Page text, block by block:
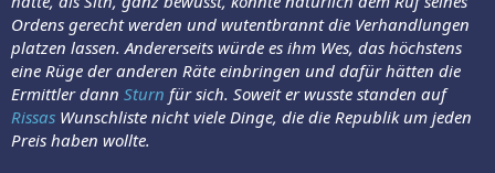
Ordens gerecht werden und wutentbrannt die Verhandlungen
platzen lassen. Andererseits würde es ihm Wes, das höchstens
eine Rüge der anderen Räte einbringen und dafür hätten die
Ermittler dann Sturn für sich. Soweit er wusste standen auf
Rissas Wunschliste nicht viele Dinge, die die Republik um jeden
Preis haben wollte.